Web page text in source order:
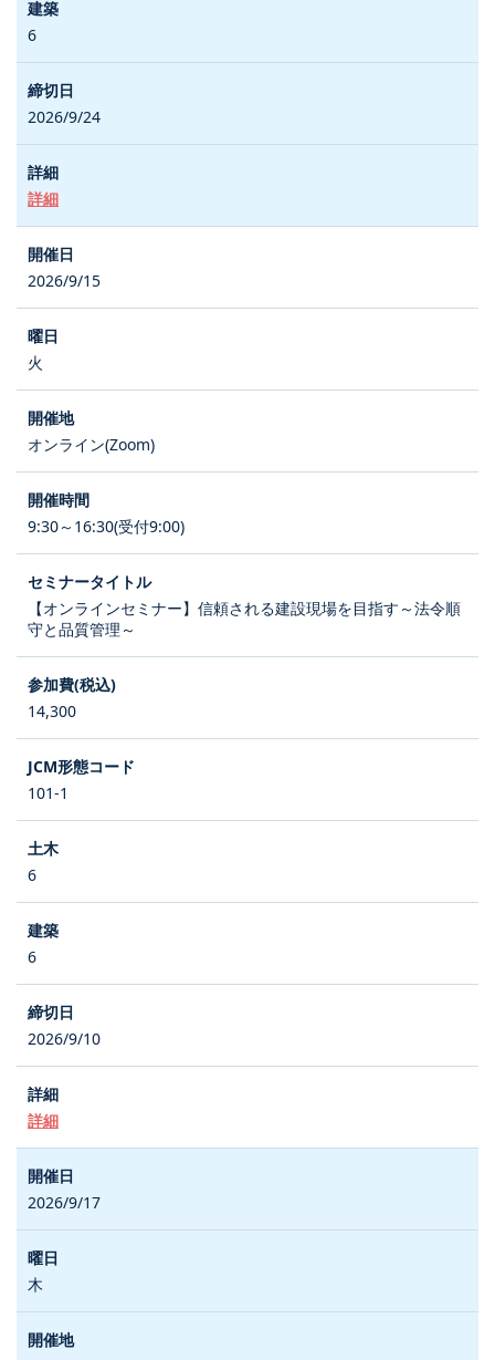
6
2026/9/24
詳細
2026/9/15
火
オンライン(Zoom)
9:30～16:30(受付9:00)
【オンラインセミナー】信頼される建設現場を目指す～法令順
守と品質管理～
14,300
101-1
6
6
2026/9/10
詳細
2026/9/17
木